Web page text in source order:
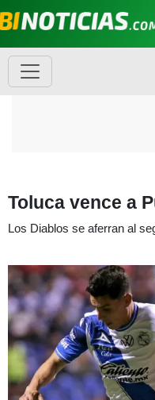
Toluca vence a
Los Diablos se aferran al